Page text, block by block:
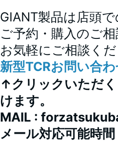
GIANT製品は店頭
ご予約・購入のご
お気軽にご相談く
新型TCRお問い合
↑クリックいただ
けます。
MAIL :
メール対応可能